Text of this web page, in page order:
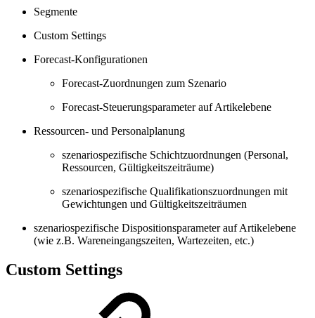
Segmente
Custom Settings
Forecast-Konfigurationen
Forecast-Zuordnungen zum Szenario
Forecast-Steuerungsparameter auf Artikelebene
Ressourcen- und Personalplanung
szenariospezifische Schichtzuordnungen (Personal,
Ressourcen, Gültigkeitszeiträume)
szenariospezifische Qualifikationszuordnungen mit
Gewichtungen und Gültigkeitszeiträumen
szenariospezifische Dispositionsparameter auf Artikelebene
(wie z.B. Wareneingangszeiten, Wartezeiten, etc.)
Custom Settings